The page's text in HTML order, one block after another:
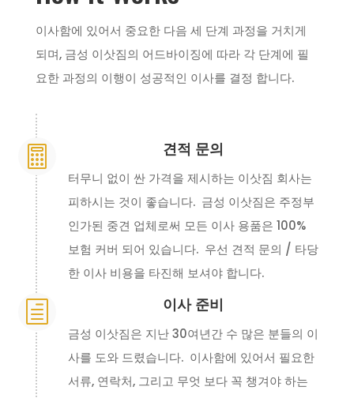
이사함에 있어서 중요한 다음 세 단계 과정을 거치게
되며, 금성 이삿짐의 어드바이징에 따라 각 단계에 필
요한 과정의 이행이 성공적인 이사를 결정 합니다.
 견적 문의
터무니 없이 싼 가격을 제시하는 이삿짐 회사는
피하시는 것이 좋습니다. 금성 이삿짐은 주정부
인가된 중견 업체로써 모든 이사 용품은 100%
보험 커버 되어 있습니다. 우선 견적 문의 / 타당
한 이사 비용을 타진해 보셔야 합니다.
h 이사 준비
금성 이삿짐은 지난 30여년간 수 많은 분들의 이
사를 도와 드렸습니다. 이사함에 있어서 필요한
서류, 연락처, 그리고 무엇 보다 꼭 챙겨야 하는